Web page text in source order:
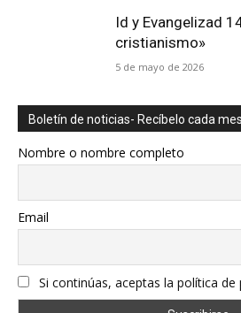
Id y Evangelizad
cristianismo»
5 de mayo de 2026
Boletín de noticias- Recíbelo cada mes
Nombre o nombre completo
Email
Si continúas, aceptas la política de